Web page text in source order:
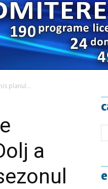
planul...
a